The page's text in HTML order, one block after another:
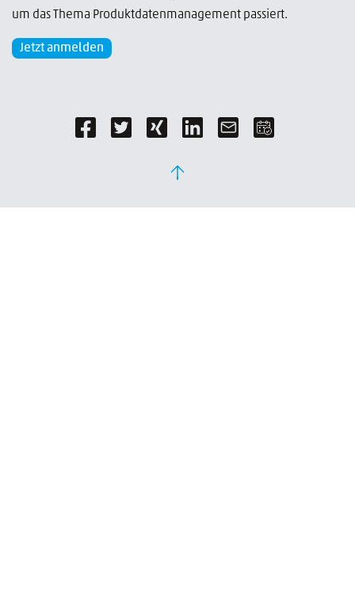
um das Thema Produktdatenmanagement passiert.
Jetzt anmelden